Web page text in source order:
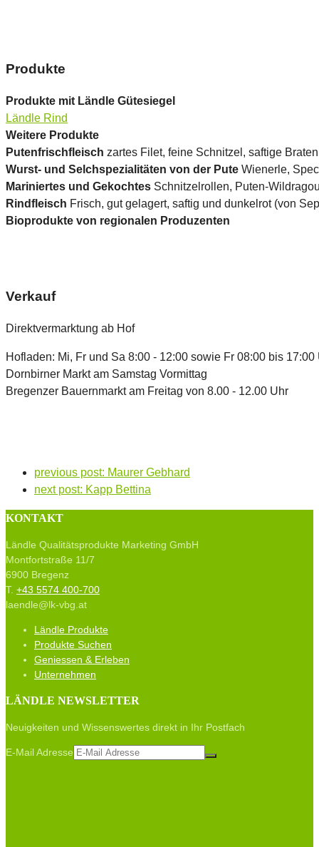
Produkte
Produkte mit Ländle Gütesiegel
Ländle Rind
Weitere Produkte
Putenfrischfleisch zartes Filet, feine Schnitzel, saftige
Wurst- und Selchspezialitäten von der Pute Wienerle,
Mariniertes und Gekochtes Schnitzelrollen, Puten-
Rindfleisch Frisch, gut gelagert, saftig und dunkelrot (von
Bioprodukte von regionalen Produzenten
Verkauf
Direktvermarktung ab Hof
Hofladen: Mi, Fr und Sa 8:00 - 12:00 sowie Fr 08:00 bis 17:00
Dornbirner Markt am Samstag Vormittag
Bregenzer Bauernmarkt am Freitag von 8.00 - 12.00 Uhr
previous post: Maurer Gebhard
next post: Kapp Bettina
KONTAKT
Ländle Qualitätsprodukte Marketing GmbH
Montfortstraße 11/7
6900 Bregenz
T. +43 5574 400-700
laendle@lk-vbg.at
Ländle Produkte
Produkte Suchen
Geniessen & Erleben
Unternehmen
LÄNDLE NEWSLETTER
Neuigkeiten und Wissenswertes direkt in Ihr Postfach
E-Mail Adresse